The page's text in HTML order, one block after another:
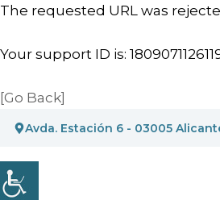
The requested URL was
Your support ID is:
[Go Back]
Saltar
contenido
Avda. Estación 6 - 03005